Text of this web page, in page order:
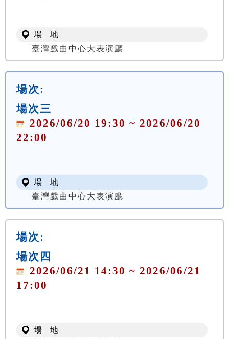
場 地
臺灣戲曲中心大表演廳
場次:
場次三
2026/06/20 19:30 ~ 2026/06/20
22:00
場 地
臺灣戲曲中心大表演廳
場次:
場次四
2026/06/21 14:30 ~ 2026/06/21
17:00
場 地